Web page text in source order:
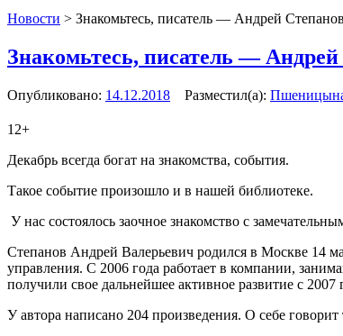
Новости > Знакомьтесь, писатель — Андрей
Знакомьтесь, писатель —
Опубликовано: 14.12.2018 Разместил(а):
12+
Декабрь всегда богат на знакомства, события.
Такое событие произошло и в нашей библиотеке.
У нас состоялось заочное знакомство с
Степанов Андрей Валерьевич родился в Москве 14
управления. С 2006 года работает в компании,
получили свое дальнейшее активное развитие с 2007
У автора написано 204 произведения. О себе говорит